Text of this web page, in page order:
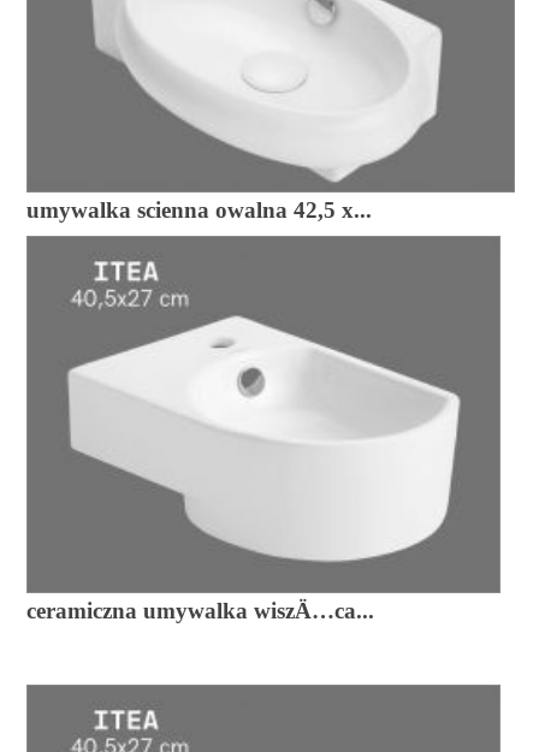
umywalka scienna owalna 42,5 x...
ceramiczna umywalka wiszÄ…ca...